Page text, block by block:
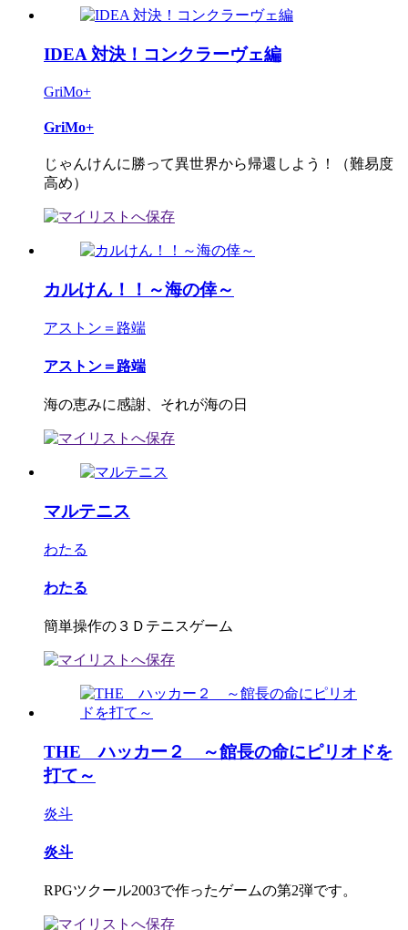
IDEA 対決！コンクラーヴェ編
GriMo+
GriMo+
じゃんけんに勝って異世界から帰還しよう！（難易度
高め）
カルけん！！～海の倖～
アストン＝路端
アストン＝路端
海の恵みに感謝、それが海の日
マルテニス
わたる
わたる
簡単操作の３Ｄテニスゲーム
THE ハッカー２ ～館長の命にピリオドを
打て～
炎斗
炎斗
RPGツクール2003で作ったゲームの第2弾です。